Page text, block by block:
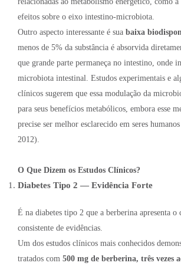
efeitos sobre o eixo intestino-microbiota.
Outro aspecto interessante é sua baixa
menos de 5% da substância é absorvida
que grande parte permaneça no intestino, onde
microbiota intestinal. Estudos experimentais e
clínicos sugerem que essa modulação da
para seus benefícios metabólicos, embora esse
precise ser melhor esclarecido em seres
2012).
O Que Dizem os Estudos Clínicos?
Diabetes Tipo 2 — Evidência Forte
É na diabetes tipo 2 que a berberina apresenta o
consistente de evidências.
Um dos estudos clínicos mais conhecidos
tratados com 500 mg de berberina, três vezes